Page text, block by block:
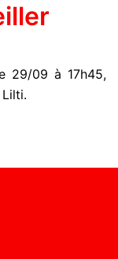
29/09 à 17h45,